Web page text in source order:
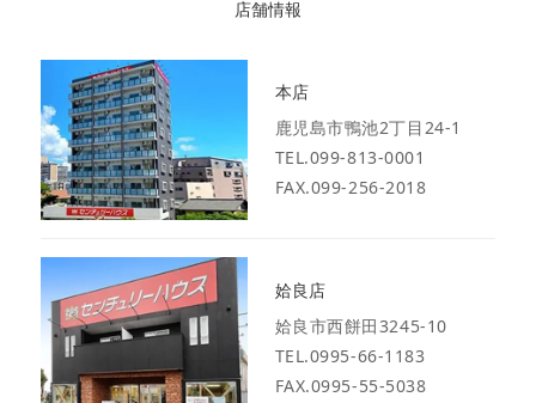
店舗情報
本店
鹿児島市鴨池2丁目24-1
TEL.099-813-0001
FAX.099-256-2018
姶良店
姶良市西餅田3245-10
TEL.0995-66-1183
FAX.0995-55-5038